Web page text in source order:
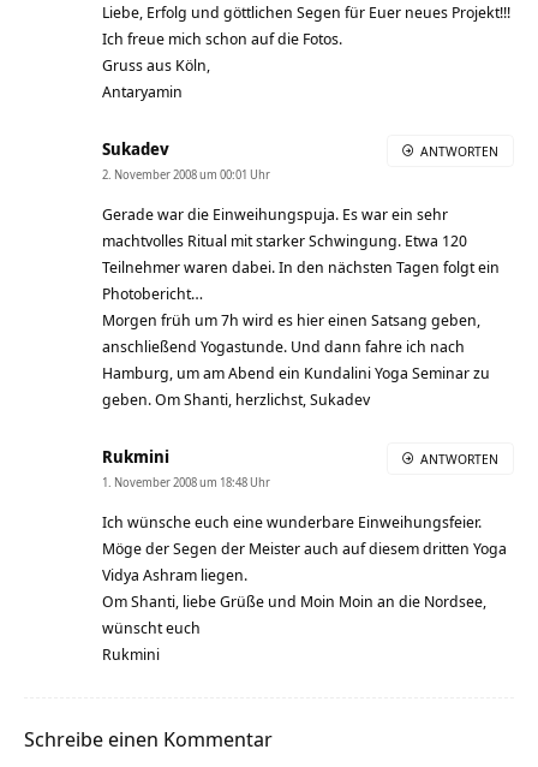
Liebe, Erfolg und göttlichen Segen für Euer neues Projekt!!!
Ich freue mich schon auf die Fotos.
Gruss aus Köln,
Antaryamin
Sukadev
2. November 2008 um 00:01 Uhr
Gerade war die Einweihungspuja. Es war ein sehr
machtvolles Ritual mit starker Schwingung. Etwa 120
Teilnehmer waren dabei. In den nächsten Tagen folgt ein
Photobericht…
Morgen früh um 7h wird es hier einen Satsang geben,
anschließend Yogastunde. Und dann fahre ich nach
Hamburg, um am Abend ein Kundalini Yoga Seminar zu
geben. Om Shanti, herzlichst, Sukadev
ANTWORTEN
Rukmini
1. November 2008 um 18:48 Uhr
Ich wünsche euch eine wunderbare Einweihungsfeier.
Möge der Segen der Meister auch auf diesem dritten Yoga
Vidya Ashram liegen.
Om Shanti, liebe Grüße und Moin Moin an die Nordsee,
wünscht euch
Rukmini
ANTWORTEN
Schreibe einen Kommentar